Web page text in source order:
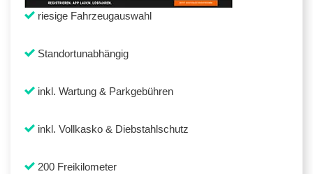
riesige Fahrzeugauswahl
Standortunabhängig
inkl. Wartung & Parkgebühren
inkl. Vollkasko & Diebstahlschutz
200 Freikilometer